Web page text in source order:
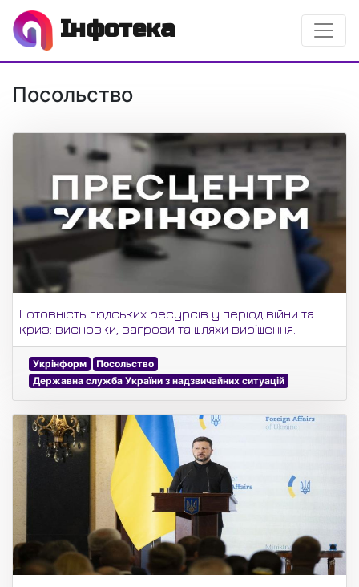
Інфотека
Посольство
Готовність людських ресурсів у період війни та
криз: висновки, загрози та шляхи вирішення.
Укрінформ
Посольство
Державна служба України з надзвичайних ситуацій